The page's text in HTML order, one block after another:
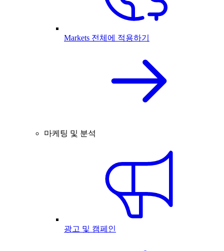
Markets 전체에 적용하기
마케팅 및 분석
광고 및 캠페인